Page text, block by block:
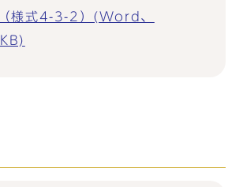
様式4-3-2）(Word、